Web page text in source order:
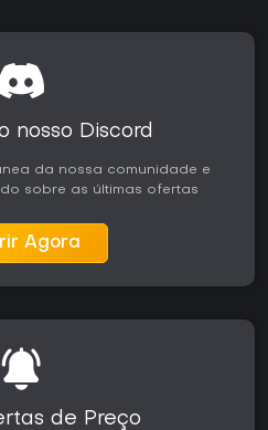
nosso Discord
da nossa comunidade e
sobre as últimas ofertas
Agora
de Preço